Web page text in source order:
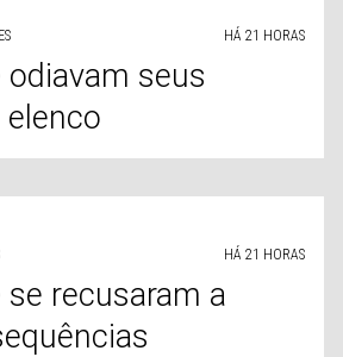
HÁ 21 HORAS
seus
HÁ 21 HORAS
recusaram a